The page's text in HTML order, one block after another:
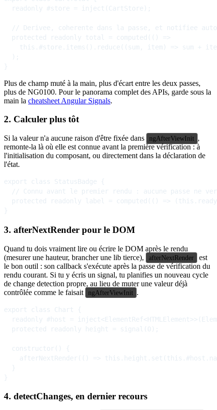
  readonly #store = inject(CartStore);
// Derivee, coherente dans la passe, et notifiee
  protected readonly total = computed(() =>
this.#store.items().reduce((sum, item) => sum +
  );
Plus de champ muté à la main, plus d'écart entre les deux passes,
plus de NG0100. Pour le panorama complet des APIs, garde sous la
main la cheatsheet Angular Signals.
2. Calculer plus tôt
Si la valeur n'a aucune raison d'être fixée dans ngAfterViewInit ,
remonte-la là où elle est connue avant la première vérification : à
l'initialisation du composant, ou directement dans la déclaration de
l'état.
export class StatusBadge {
// Connu avant le premier rendu : aucune passe ne
protected readonly label = computed(() =>
3. afterNextRender pour le DOM
Quand tu dois vraiment lire ou écrire le DOM après le rendu
(mesurer une hauteur, brancher une lib tierce),
afterNextRender
est
le bon outil : son callback s'exécute après la passe de vérification du
rendu courant. Si tu y écris un signal, tu planifies un nouveau cycle
de change detection propre, au lieu de muter une valeur déjà
contrôlée comme le faisait
ngAfterViewInit .
export class Chart {
readonly #host =
  protected readonly height = signal(0);
  constructor() {
afterNextRender(() =>
  }
4. detectChanges, en dernier recours